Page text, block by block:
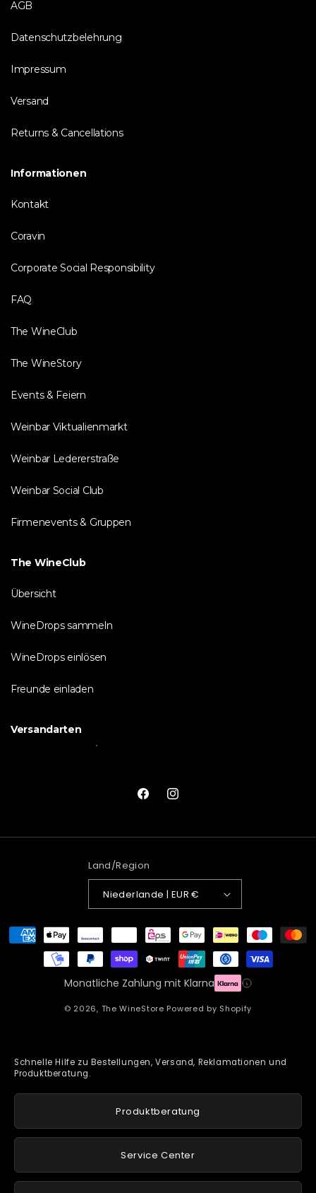
AGB
Datenschutzbelehrung
Impressum
Versand
Returns & Cancellations
Informationen
Kontakt
Coravin
Corporate Social Responsibility
FAQ
The WineClub
The WineStory
Events & Feiern
Weinbar Viktualienmarkt
Weinbar Ledererstraße
Weinbar Social Club
Firmenevents & Gruppen
The WineClub
Übersicht
WineDrops sammeln
WineDrops einlösen
Freunde einladen
Versandarten
FacebookInstagram
Land/Region
Niederlande | EUR €
Zahlungsmethoden
Monatliche Zahlung mit Klarna
© 2026, The WineStore Powered by Shopify
Schnelle Hilfe zu Bestellungen, Versand, Reklamationen und
Produktberatung.
Produktberatung
Service Center